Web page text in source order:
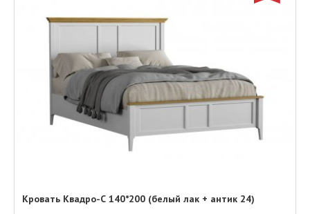
Кровать Квадро-С 140*200 (белый лак + антик 24)